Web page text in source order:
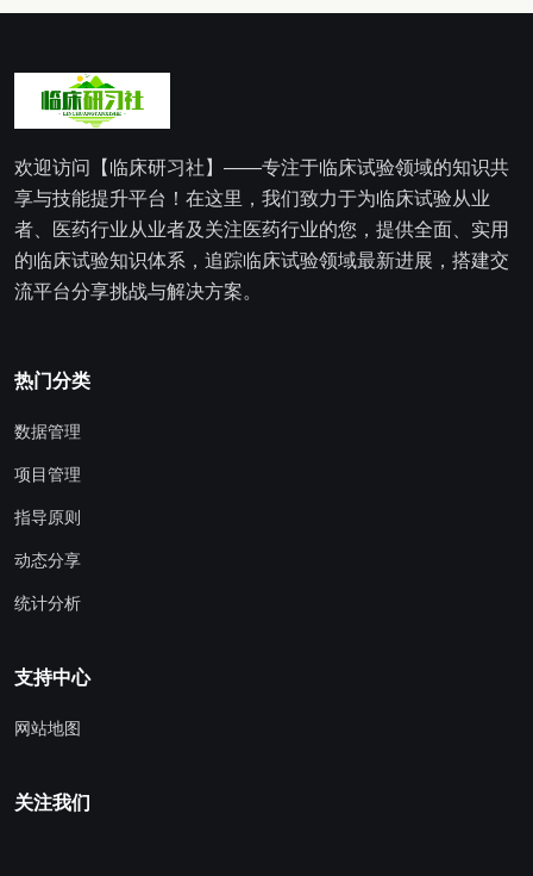
欢迎访问【临床研习社】——专注于临床试验领域的知识共
享与技能提升平台！在这里，我们致力于为临床试验从业
者、医药行业从业者及关注医药行业的您，提供全面、实用
的临床试验知识体系，追踪临床试验领域最新进展，搭建交
流平台分享挑战与解决方案。
热门分类
数据管理
项目管理
指导原则
动态分享
统计分析
支持中心
网站地图
关注我们